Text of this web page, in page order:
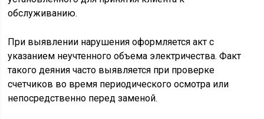
обслуживанию.
При выявлении нарушения оформляется акт с
указанием неучтенного объема электричества. Факт
такого деяния часто выявляется при проверке
счетчиков во время периодического осмотра или
непосредственно перед заменой.